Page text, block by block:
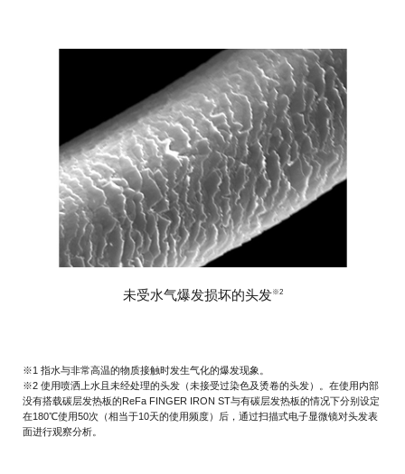
未受水气爆发损坏的头发※2
※1 指水与非常高温的物质接触时发生气化的爆发现象。
※2 使用喷洒上水且未经处理的头发（未接受过染色及烫卷的头发）。在使用内部
没有搭载碳层发热板的ReFa FINGER IRON ST与有碳层发热板的情况下分别设定
在180℃使用50次（相当于10天的使用频度）后，通过扫描式电子显微镜对头发表
面进行观察分析。